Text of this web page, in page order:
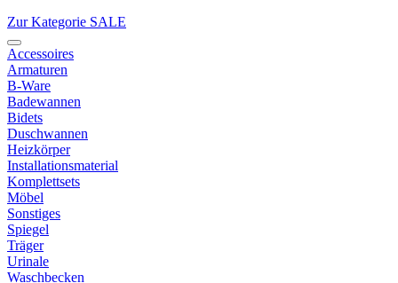
Zur Kategorie SALE
Accessoires
Armaturen
B-Ware
Badewannen
Bidets
Duschwannen
Heizkörper
Installationsmaterial
Komplettsets
Möbel
Sonstiges
Spiegel
Träger
Urinale
Waschbecken